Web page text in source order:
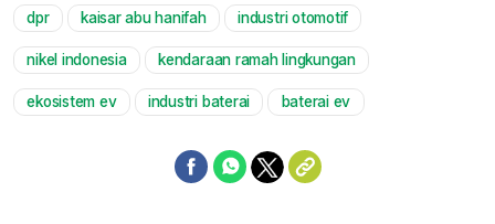
dpr kaisar abu hanifah industri otomotif
nikel indonesia kendaraan ramah lingkungan
ekosistem ev industri baterai baterai ev